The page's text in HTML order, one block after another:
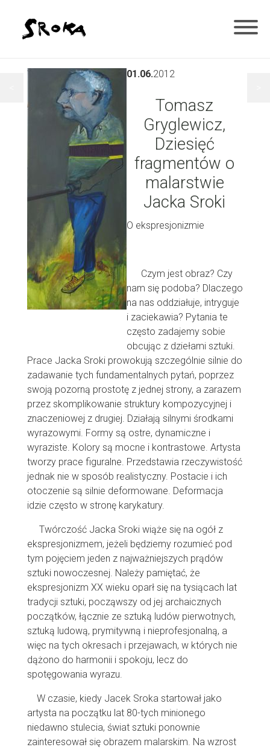
01.06.2012
Tomasz
Gryglewicz,
Dziesięć
fragmentów o
malarstwie
Jacka Sroki
O ekspresjonizmie
Czym jest obraz? Czy
nam się podoba? Dlaczego
na nas oddziałuje, intryguje
i zaciekawia? Pytania te
często zadajemy sobie
obcując z dziełami sztuki.
Prace Jacka Sroki prowokują szczególnie silnie do
zadawanie tych fundamentalnych pytań, poprzez
swoją pozorną prostotę z jednej strony, a zarazem
przez skomplikowanie struktury kompozycyjnej i
znaczeniowej z drugiej. Działają silnymi środkami
wyrazowymi. Formy są ostre, dynamiczne i
wyraziste. Kolory są mocne i kontrastowe. Artysta
tworzy prace figuralne. Przedstawia rzeczywistość
jednak nie w sposób realistyczny. Postacie i ich
otoczenie są silnie deformowane. Deformacja
idzie często w stronę karykatury.
Twórczość Jacka Sroki wiąże się na ogół z
ekspresjonizmem, jeżeli będziemy rozumieć pod
tym pojęciem jeden z najważniejszych prądów
sztuki nowoczesnej. Należy pamiętać, że
ekspresjonizm XX wieku oparł się na tysiącach lat
tradycji sztuki, począwszy od jej archaicznych
początków, łącznie ze sztuką ludów pierwotnych,
sztuką ludową, prymitywną i nieprofesjonalną, a
więc na tych okresach i przejawach, w których nie
dążono do harmonii i spokoju, lecz do
spotęgowania wyrazu.
W czasie, kiedy Jacek Sroka startował jako
artysta na początku lat 80-tych minionego
niedawno stulecia, świat sztuki ponownie
zainteresował się obrazem malarskim. Na wzrost